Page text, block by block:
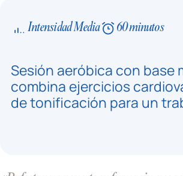
Intensidad Media 60 minutos
Sesión aeróbica con base
combina ejercicios
de tonificación para un